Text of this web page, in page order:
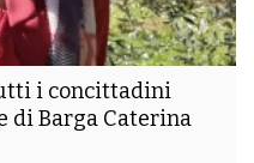
i concittadini
di Barga Caterina